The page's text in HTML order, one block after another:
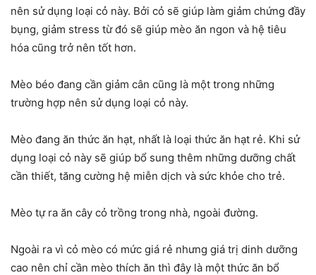
nên sử dụng loại cỏ này. Bởi cỏ sẽ giúp làm giảm chứng đầy
bụng, giảm stress từ đó sẽ giúp mèo ăn ngon và hệ tiêu
hóa cũng trở nên tốt hơn.
Mèo béo đang cần giảm cân cũng là một trong những
trường hợp nên sử dụng loại cỏ này.
Mèo đang ăn thức ăn hạt, nhất là loại thức ăn hạt rẻ. Khi sử
dụng loại cỏ này sẽ giúp bổ sung thêm những dưỡng chất
cần thiết, tăng cường hệ miễn dịch và sức khỏe cho trẻ.
Mèo tự ra ăn cây cỏ trồng trong nhà, ngoài đường.
Ngoài ra vì cỏ mèo có mức giá rẻ nhưng giá trị dinh dưỡng
cao nên chỉ cần mèo thích ăn thì đây là một thức ăn bổ